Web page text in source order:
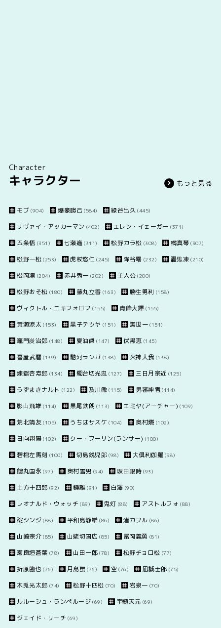
Character
キャラクター もっと見る
モブ (904) 爆豪勝己 (584) 緑谷出久 (445)
リヴァイ・アッカーマン (402) エレン・イェーガー (371)
五条悟 (351) 七瀬遙 (311) 松野カラ松 (308) 橘真琴 (307)
松野一松 (253) 虎杖悠仁 (245) 降谷零 (232) 轟焦凍 (210)
松岡凛 (204) 赤井秀一 (202) 主人公 (200)
松野おそ松 (180) 藤丸立香 (163) 勝生勇利 (158)
ヴィクトル・ニキフォロフ (155) 青峰大輝 (155)
黄瀬涼太 (153) 黒子テツヤ (151) 潔世一 (151)
竈門炭治郎 (148) 夏油傑 (147) 伏黒恵 (145)
喜屋武暦 (139) 馳河ランガ (138) 火神大我 (138)
煉獄杏寿郎 (134) 燭台切光忠 (127) 三日月宗近 (125)
うずまきナルト (122) 及川徹 (115) 男審神者 (114)
影山飛雄 (114) 黒尾鉄朗 (113) エミヤ(アーチャー) (109)
荒北靖友 (105) うちはサスケ (104) 奥村燐 (102)
日向翔陽 (102) クー・フーリン(ランサー) (100)
碧棺左馬刻 (100) 切島鋭児郎 (98) 大倶利伽羅 (98)
鶴丸国永 (97) 奥村雪男 (94) 坂田銀時 (93)
土方十四郎 (92) 鍾離 (91) 白澤 (90)
レオナルド・ウォッチ (89) 鬼灯 (88) アストルフォ (88)
碇シンジ (88) 平和島静雄 (86) 渚カヲル (86)
山崎宗介 (85) 山姥切国広 (85) 冨岡義勇 (81)
瀬良垣蒼葉 (78) 山田一郎 (78) 松野チョロ松 (77)
折原臨也 (76) 月島蛍 (76) 空 (76) 凪誠士郎 (75)
木兎光太郎 (74) 松野十四松 (70) 岩泉一 (70)
ルルーシュ・ランペルージ (69) 宇髄天元 (69)
ジェイド・リーチ (69)